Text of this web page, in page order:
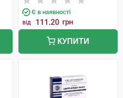
Є в наявності
від 111.20 грн
КУПИТИ